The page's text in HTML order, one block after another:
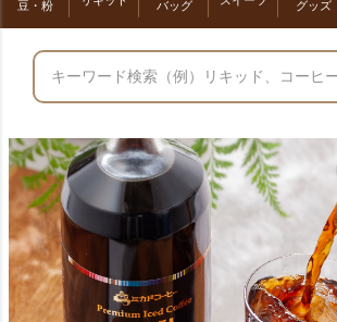
豆・粉
バッグ
グッズ